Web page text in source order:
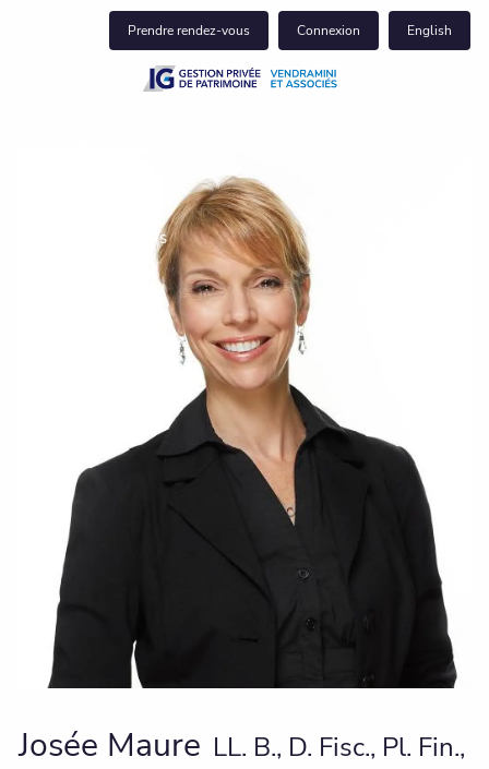
Skip to main content
Prendre rendez-vous Connexion English
Ce que nous faisons
Josée Maure LL. B., D. Fisc., Pl. Fin.,